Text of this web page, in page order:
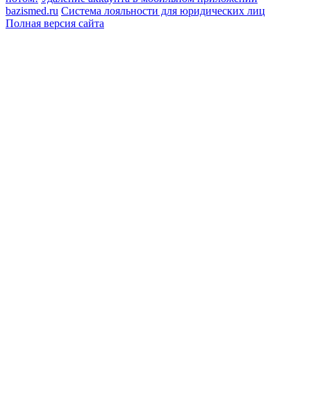
bazismed.ru Система лояльности для юридических лиц
Полная версия сайта